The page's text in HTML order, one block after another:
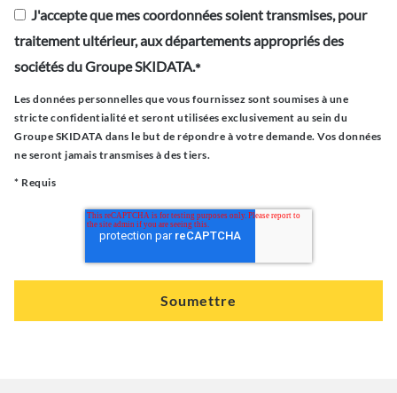
J'accepte que mes coordonnées soient transmises, pour
traitement ultérieur, aux départements appropriés des
sociétés du Groupe SKIDATA.*
Les données personnelles que vous fournissez sont soumises à une
stricte confidentialité et seront utilisées exclusivement au sein du
Groupe SKIDATA dans le but de répondre à votre demande. Vos données
ne seront jamais transmises à des tiers.
* Requis